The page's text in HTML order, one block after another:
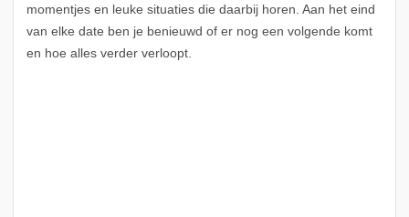
momentjes en leuke situaties die daarbij horen. Aan het eind
van elke date ben je benieuwd of er nog een volgende komt
en hoe alles verder verloopt.